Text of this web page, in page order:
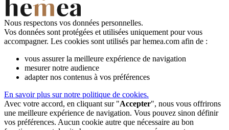
Nous respectons vos données personnelles.
Vos données sont protégées et utilisées uniquement pour vous
accompagner. Les cookies sont utilisés par hemea.com afin de :
vous assurer la meilleure expérience de navigation
mesurer notre audience
adapter nos contenus à vos préférences
En savoir plus sur notre politique de cookies.
Avec votre accord, en cliquant sur "Accepter", nous vous offrirons
une meilleure expérience de navigation. Vous pouvez sinon définir
vos préférences. Aucun cookie autre que nécessaire au bon